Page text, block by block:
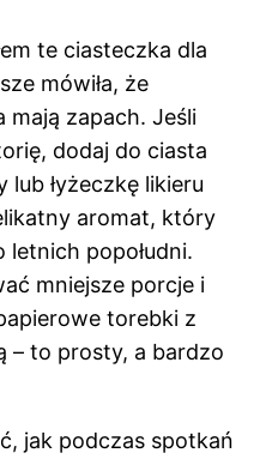
te ciasteczka dla
mówiła, że
mają zapach. Jeśli
dodaj do ciasta
łyżeczkę likieru
aromat, który
popołudni.
mniejsze porcje i
torebki z
– to prosty, a bardzo
jak podczas spotkań